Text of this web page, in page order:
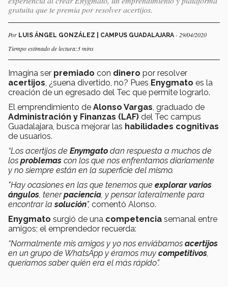
gratuita que te premia por resolver acertijos.
Por LUIS ÁNGEL GONZÁLEZ | CAMPUS GUADALAJARA - 29/04/2020
Tiempo estimado de lectura:3 mins
Imagina ser premiado con dinero por resolver
acertijos , ¿suena divertido, no? Pues Enygmato es la
creación de un egresado del Tec que permite lograrlo.
El emprendimiento de Alonso Vargas , graduado de
Administración y Finanzas (LAF) del Tec campus
Guadalajara, busca mejorar las habilidades cognitivas
de usuarios.
“Los acertijos de Enymgato dan respuesta a muchos de
los problemas con los que nos enfrentamos diariamente
y no siempre están en la superficie del mismo.
"Hay ocasiones en las que tenemos que explorar varios
ángulos , tenerpaciencia , y pensar lateralmente para
encontrar lasolución”, comentó Alonso.
Enygmato surgió de una competencia semanal entre
amigos; el emprendedor recuerda:
“Normalmente mis amigos y yo nos enviábamos acertijos
en un grupo de WhatsApp y éramos muy competitivos
queríamos saber quién era el más rápido”.